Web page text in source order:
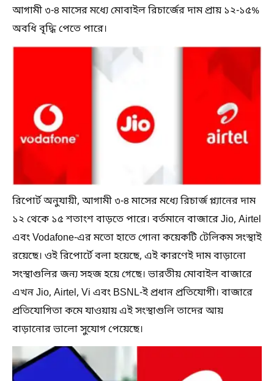
আগামী ৩-৪ মাসের মধ্যে মোবাইল রিচার্জের দাম প্রায় ১২-১৫%
অবধি বৃদ্ধি পেতে পারে।
রিপোর্ট অনুযায়ী, আগামী ৩-৪ মাসের মধ্যে রিচার্জ প্ল্যানের দাম
১২ থেকে ১৫ শতাংশ বাড়তে পারে। বর্তমানে বাজারে Jio, Airtel
এবং Vodafone-এর মতো হাতে গোনা কয়েকটি টেলিকম সংস্থাই
রয়েছে। ওই রিপোর্টে বলা হয়েছে, এই কারণেই দাম বাড়ানো
সংস্থাগুলির জন্য সহজ হয়ে গেছে। ভারতীয় মোবাইল বাজারে
এখন Jio, Airtel, Vi এবং BSNL-ই প্রধান প্রতিযোগী। বাজারে
প্রতিযোগিতা কমে যাওয়ায় এই সংস্থাগুলি তাদের আয়
বাড়ানোর ভালো সুযোগ পেয়েছে।